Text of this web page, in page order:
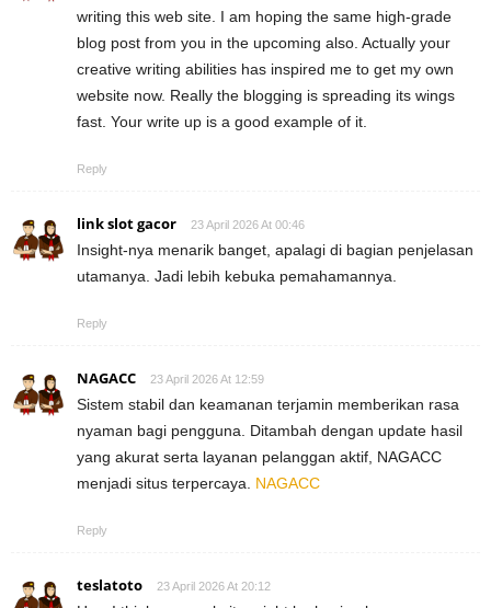
writing this web site. I am hoping the same high-grade
blog post from you in the upcoming also. Actually your
creative writing abilities has inspired me to get my own
website now. Really the blogging is spreading its wings
fast. Your write up is a good example of it.
Reply
link slot gacor 23 April 2026 At 00:46
Insight-nya menarik banget, apalagi di bagian penjelasan
utamanya. Jadi lebih kebuka pemahamannya.
Reply
NAGACC 23 April 2026 At 12:59
Sistem stabil dan keamanan terjamin memberikan rasa
nyaman bagi pengguna. Ditambah dengan update hasil
yang akurat serta layanan pelanggan aktif, NAGACC
menjadi situs terpercaya. NAGACC
Reply
teslatoto 23 April 2026 At 20:12